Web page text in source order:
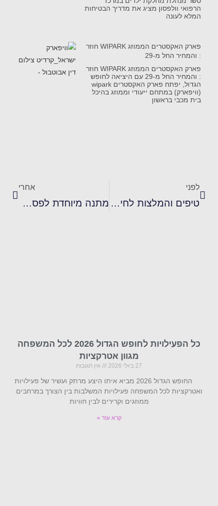
הרפואי וולפסון מציג את מדריך הבטיחות
המלא לעונה
פארק האקסטרים הממוזג WIPARK חוזר
: והמחיר החל מ-29
פארק האקסטרים הממוזג WIPARK חוזר
: והמחיר החל מ-29 עם היציאה לחופש
הגדול, יפתח פארק האקסטרים wipark
(וויפארק) במתחם ייעודי וממוזג בהיכל
בית מכבי בראשון
לפני
טיפים והמלצות לחינוך התינוק לשתייה עצמאית
אחרי
מתנה מיוחדת לפסח – יומן משפחה מרגש – 'דברים שרציתי לומר'
כל הפעילויות לחופש הגדול 2026 לכל המשפחה
מגוון אטרקציות
27 ביולי 2026 אין תגובות
החופש הגדול 2026 מביא איתו היצע מרתק ועשיר של פעילויות
ואטרקציות לכל המשפחה פעילויות המשלבות בין הצורך במרחבים
ממוזגים וקרירים לבין חוויות
קרא עוד »